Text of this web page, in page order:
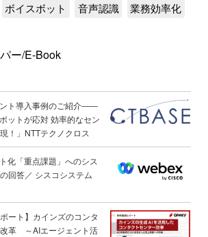
ボイスボット 音声認識 業務効率化
ー/E-Book
ント導入事例のご紹介――
ットが応対 効率的なセン
！」NTTテクノクロス
化「重点課題」へのシス
回答／ シスコシステム
ート】カインズのコンタ
革 ～AIエージェント活